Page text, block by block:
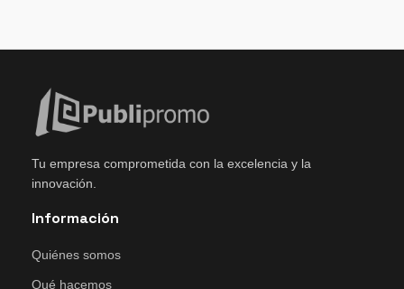
Tu empresa comprometida con la excelencia y la
innovación.
Información
Quiénes somos
Qué hacemos